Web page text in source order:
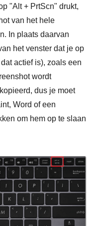
"Alt + PrtScn" drukt,
van het hele
In plaats daarvan
het venster dat je op
actief is), zoals een
wordt
dus je moet
Word of een
om hem op te slaan